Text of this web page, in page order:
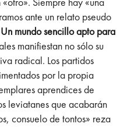
ante un relato pseudo
Un mundo sencillo apto para
manifiestan no sólo su
radical. Los partidos
por la propia
aprendices de
leviatanes que acabarán
consuelo de tontos» reza